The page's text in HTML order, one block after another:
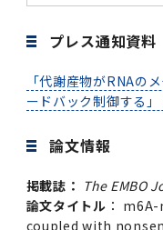
ブランド
東京医科歯科大学の
世界大学ランキン
副学長
役員会
教育研究評議会
大学紹介動画トッ
キャンパスライフ
多職種連携教育編
大学概要（冊子）
広報誌
広報誌「Bloom!
写真で綴る 東京医
大学評価の制度に
概説
２．大学認証評価
年間】
1-1．第４期中期目
年間】トップ
第１期 中期目標・
1-2.年度計画・年
第3期】
1-2.年度計画・年
2．認証評価
四大学連合トップ
四大学連合憲章等ト
「大学院学生の教
複合領域コース(四
複合領域コースに
三大学連合（外部
情報公開・個人情
情報公開制度
統合報告書
男性職員の育児休
ダイバーシティト
コンプライアンス
学部入試の変更点
これまでの学部入試
学部などについて
医学部
生体材料工学研究
学生生活などにつ
授業料・入学料・検
入学料・授業料の
イベントトップ
医学部医学科サマ
資料請求
試験問題及び解答
医歯学総合研究科
FAQ
ョイント・ディグ
アドミッション・
TOEFL-ITP試験結
却について
大学院入学希望者
歯学部
生体材料工学研究
難治疾患研究所
大学院研究生
について
Call for
Post-SPRING（
Academic Year
(*Spring
Call for
令和６年度（
AI研究のための共
ログラム 対象学生
集について
Call for
Scientist (CS)
for Academic
教育要項（学部シラ
履修要項（大学院
保健衛生学研究科
授業料・入学料・検
授業料・入学料・
授業料・入学料・検
入学料・授業料免
(Admission &
入学料・授業料免
(Admission &
入学料・授業料免
(Admission &
奨学金について
学生生活サポート
学生生活サポート
アルバイトについて
アパート等の紹介
各種支援制度
就職・キャリア支援
就職・キャリア支援
サークル・学園祭
大学院保健衛生学研
保健衛生学科 【検
口腔保健学科【口
修士課程 医歯理工
学（MMA）コース
大学院保健衛生学
博士課程共同災害
らせ
ILA国府台担当教員
修士課程 医歯理工
分野構成
学（MMA）コース】
修士課程 医歯理工
スリーダー養成
組織
部門一覧
生体材料工学研究
イト)
科研費電子申請シ
研究助成金
VPN必要)
research map
統合研究機構・統
取り組み・規制
研究不正等の公表
各種お問い合わせ
プレス通知資料
「代謝産物がRNAの
ードバック制御する」
論文情報
掲載誌： The EMBO
論文タイトル ：
coupled with